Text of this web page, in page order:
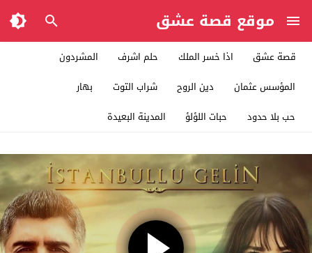
موقع قصة عشق
قصة عشق اذا خسر الملك حلم اشرف
المشردون
المؤسس عثمان
دين الروح شراب التوت
بهار
حب بلا حدود
حبات اللؤلؤ المدينة البعيدة